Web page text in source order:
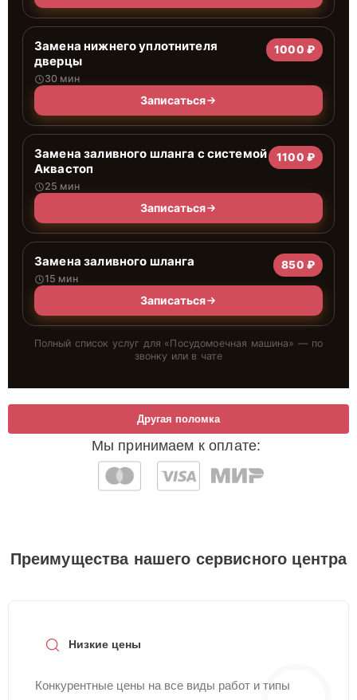
Замена нижнего уплотнителя
дверцы
30 мин
1000 ₽
Записаться
Замена заливного шланга с системой
Аквастоп
25 мин
1100 ₽
Записаться
Замена заливного шланга
15 мин
850 ₽
Записаться
Полный список услуг для «Посудомоечная машина» — по
звонку или в чате
Мы принимаем к оплате:
Другая поломка
Преимущества нашего сервисного центра
Низкие цены
Конкурентные цены на все виды работ и типы